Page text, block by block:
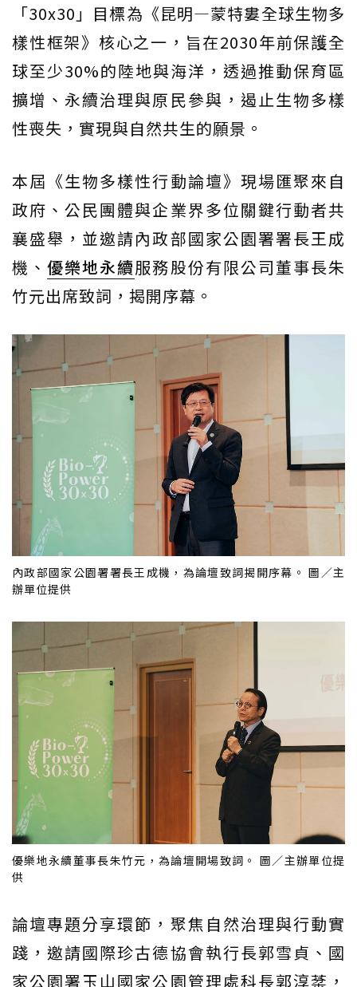
「30x30」目標為《昆明—蒙特婁全球生物多
樣性框架》核心之一，旨在2030年前保護全
球至少30%的陸地與海洋，透過推動保育區
擴增、永續治理與原民參與，遏止生物多樣
性喪失，實現與自然共生的願景。
本屆《生物多樣性行動論壇》現場匯聚來自
政府、公民團體與企業界多位關鍵行動者共
襄盛舉，並邀請內政部國家公園署署長王成
機、優樂地永續服務股份有限公司董事長朱
竹元出席致詞，揭開序幕。
內政部國家公園署署長王成機，為論壇致詞揭開序幕。 圖／主
辦單位提供
優樂地永續董事長朱竹元，為論壇開場致詞。 圖／主辦單位提
供
論壇專題分享環節，聚焦自然治理與行動實
踐，邀請國際珍古德協會執行長郭雪貞、國
家公園署玉山國家公園管理處科長郭淳棻，